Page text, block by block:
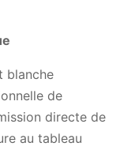
blanche
de
directe de
au tableau